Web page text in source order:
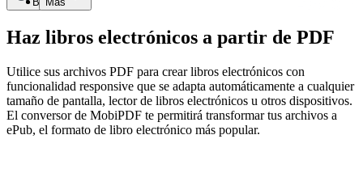
Haz libros electrónicos a partir de PDF
Utilice sus archivos PDF para crear libros electrónicos con
funcionalidad responsive que se adapta automáticamente a cualquier
tamaño de pantalla, lector de libros electrónicos u otros dispositivos.
El conversor de MobiPDF te permitirá transformar tus archivos a
ePub, el formato de libro electrónico más popular.